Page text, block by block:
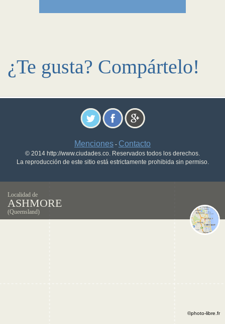
¿Te gusta? Compártelo!
Menciones - Contacto
© 2014 http://www.ciudades.co. Reservados todos los derechos.
La reproducción de este sitio está estrictamente prohibida sin permiso.
Localidad de
ASHMORE
(Queensland)
©photo-libre.fr